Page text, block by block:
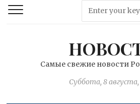
Самые свежие новости
Суббота, 8